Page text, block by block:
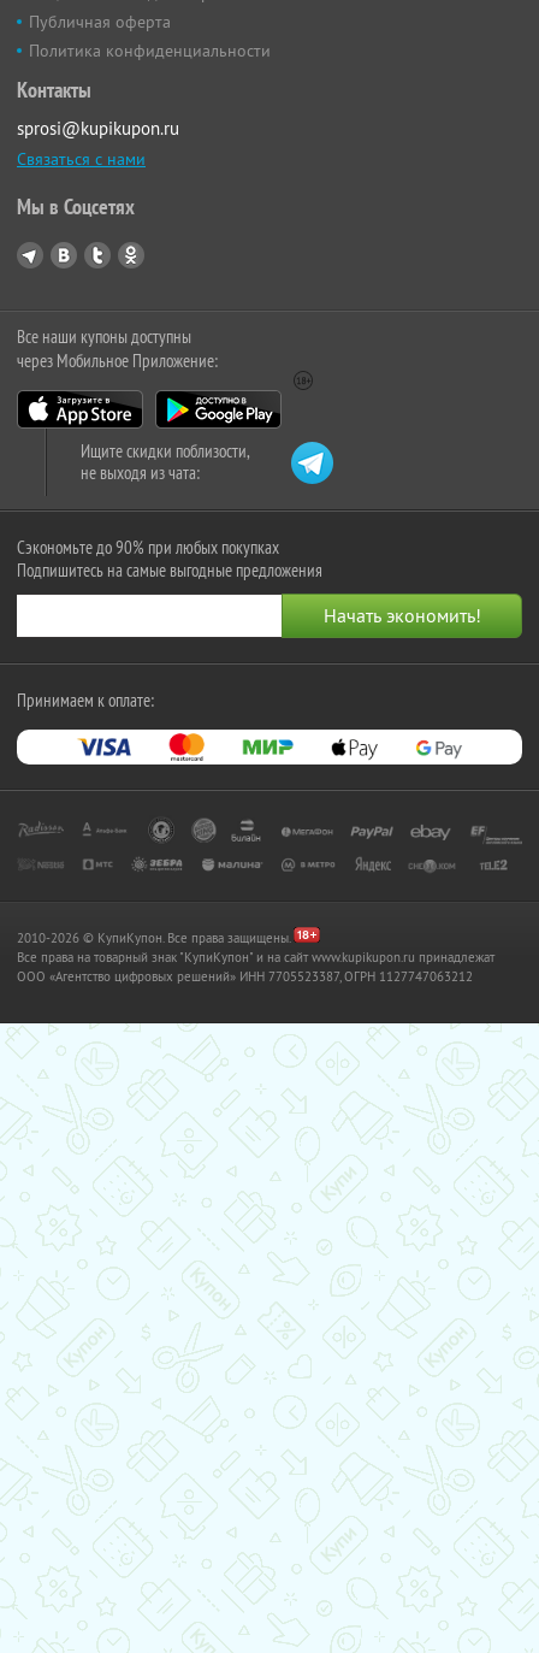
Публичная оферта
Политика конфиденциальности
Контакты
sprosi@kupikupon.ru
Связаться с нами
Мы в Соцсетях
Все наши купоны доступны
через Мобильное Приложение:
Ищите скидки поблизости,
не выходя из чата:
Сэкономьте до 90% при любых покупках
Подпишитесь на самые выгодные предложения
Принимаем к оплате:
2010-2026 © КупиКупон. Все права защищены.
Все права на товарный знак "КупиКупон" и на сайт www.kupikupon.ru принадлежат
OOO «Агентство цифровых решений» ИНН 7705523387, ОГРН 1127747063212